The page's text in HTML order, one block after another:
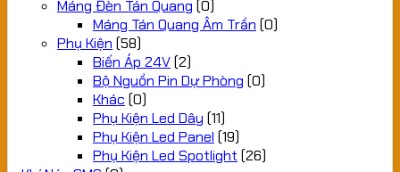
Máng Đèn Tán Quang (0)
Máng Tán Quang Âm Trần (0)
Phụ Kiện (58)
Biến Áp 24V(2)
Bộ Nguồn Pin Dự Phòng (0)
Khác (0)
Phụ Kiện Led Dây (11)
Phụ Kiện Led Panel (19)
Phụ Kiện Led Spotlight (26)